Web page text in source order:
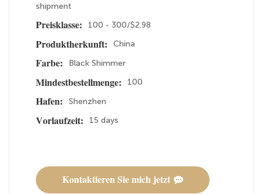
shipment
Preisklasse:
100 - 300/$2.98
Produktherkunft:
China
Farbe:
Black Shimmer
Mindestbestellmenge:
100
Hafen:
Shenzhen
Vorlaufzeit:
15 days
Kontaktieren Sie mich jetzt